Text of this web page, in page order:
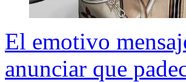
El emotivo
anunciar que